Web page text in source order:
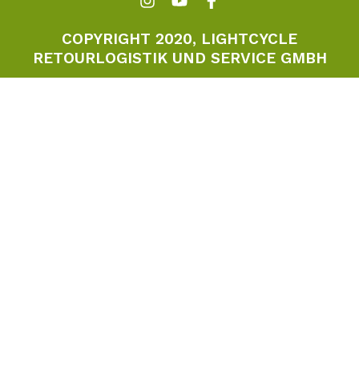
COPYRIGHT 2020, LIGHTCYCLE
RETOURLOGISTIK UND SERVICE GMBH